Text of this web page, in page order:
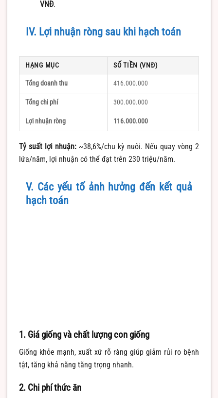
VNĐ.
IV. Lợi nhuận ròng sau khi hạch toán
HẠNG MỤC SỐ TIỀN (VNĐ)
Tổng doanh thu 416.000.000
Tổng chi phí 300.000.000
Lợi nhuận ròng 116.000.000
Tỷ suất lợi nhuận: ~38,6%/chu kỳ nuôi. Nếu quay vòng 2
lứa/năm, lợi nhuận có thể đạt trên 230 triệu/năm.
V. Các yếu tố ảnh hưởng đến kết quả
hạch toán
1. Giá giống và chất lượng con giống
Giống khỏe mạnh, xuất xứ rõ ràng giúp giảm rủi ro bệnh
tật, tăng khả năng tăng trọng nhanh.
2. Chi phí thức ăn